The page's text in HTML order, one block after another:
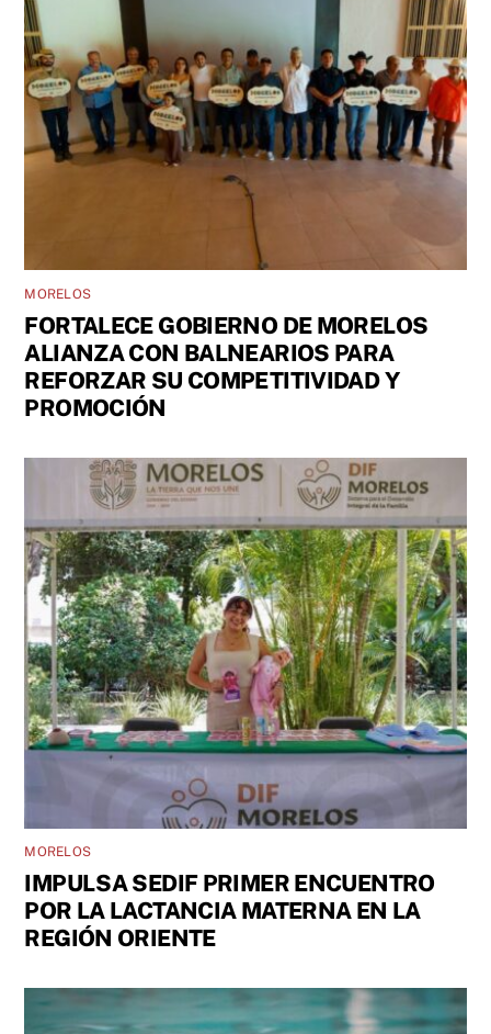
MORELOS
FORTALECE GOBIERNO DE MORELOS
ALIANZA CON BALNEARIOS PARA
REFORZAR SU COMPETITIVIDAD Y
PROMOCIÓN
MORELOS
IMPULSA SEDIF PRIMER ENCUENTRO
POR LA LACTANCIA MATERNA EN LA
REGIÓN ORIENTE